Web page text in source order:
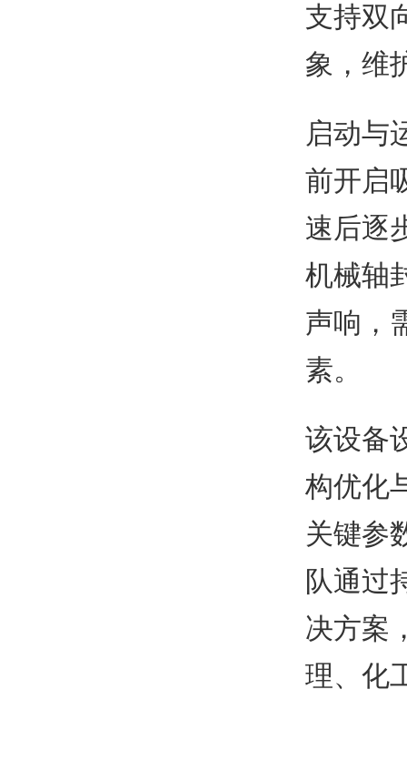
支持双
象，维
启动与
前开启
速后逐
机械轴
声响，
素。
该设备
构优化
关键参
队通过
决方案
理、化